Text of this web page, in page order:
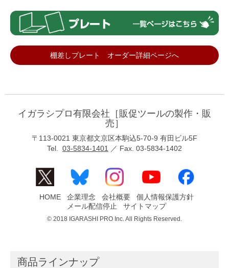
棚差しプレート オーダー詳細ページへ
イガラシプロ有限会社［販促ツールの製作・販
売］
〒113-0021 東京都文京区本駒込5-70-9 有田ビル5F
Tel. 03-5834-1401 ／ Fax. 03-5834-1402
HOME 企業理念 会社概要
個人情報保護方針
メール配信停止
サイトマップ
© 2018 IGARASHI PRO Inc. All Rights Reserved.
商品ラインナップ